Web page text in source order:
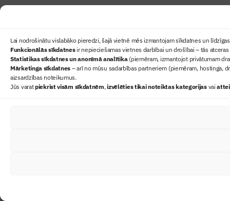
Lai nodrošinātu vislabāko pieredzi, šajā vietnē mēs izmantojam sīkdatnes un
Funkcionālās sīkdatnesir nepieciešamas vietnes darbībai un drošībai – tās
Statistikas sīkdatnes un anonīmā analītika(piemēram, izmantojot privātumam
Mārketinga sīkdatnes – arī no mūsu sadarbības partneriem (piemēram, hostinga,
aizsardzības noteikumus.
Jūs varatpiekrist visām sīkdatnēm,izvēlēties tikai noteiktas kategorijasvai